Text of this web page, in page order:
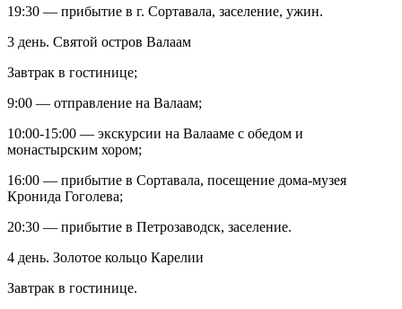
19:30 — прибытие в г. Сортавала, заселение, ужин.
3 день. Святой остров Валаам
Завтрак в гостинице;
9:00 — отправление на Валаам;
10:00-15:00 — экскурсии на Валааме с обедом и
монастырским хором;
16:00 — прибытие в Сортавала, посещение дома-музея
Кронида Гоголева;
20:30 — прибытие в Петрозаводск, заселение.
4 день. Золотое кольцо Карелии
Завтрак в гостинице.